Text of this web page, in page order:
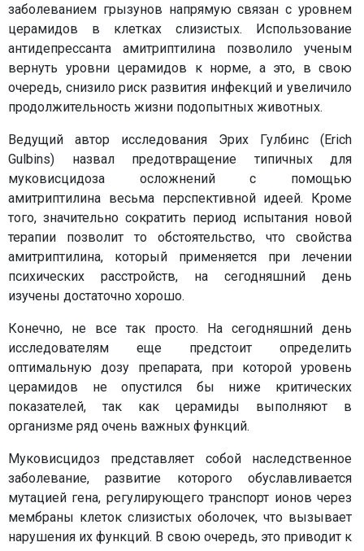
заболеванием грызунов напрямую связан с уровнем
церамидов в клетках слизистых. Использование
антидепрессанта амитриптилина позволило ученым
вернуть уровни церамидов к норме, а это, в свою
очередь, снизило риск развития инфекций и увеличило
продолжительность жизни подопытных животных.
Ведущий автор исследования Эрих Гулбинс (Erich
Gulbins) назвал предотвращение типичных для
муковисцидоза осложнений с помощью
амитриптилина весьма перспективной идеей. Кроме
того, значительно сократить период испытания новой
терапии позволит то обстоятельство, что свойства
амитриптилина, который применяется при лечении
психических расстройств, на сегодняшний день
изучены достаточно хорошо.
Конечно, не все так просто. На сегодняшний день
исследователям еще предстоит определить
оптимальную дозу препарата, при которой уровень
церамидов не опустился бы ниже критических
показателей, так как церамиды выполняют в
организме ряд очень важных функций.
Муковисцидоз представляет собой наследственное
заболевание, развитие которого обуславливается
мутацией гена, регулирующего транспорт ионов через
мембраны клеток слизистых оболочек, что вызывает
нарушения их функций. В свою очередь, это приводит к